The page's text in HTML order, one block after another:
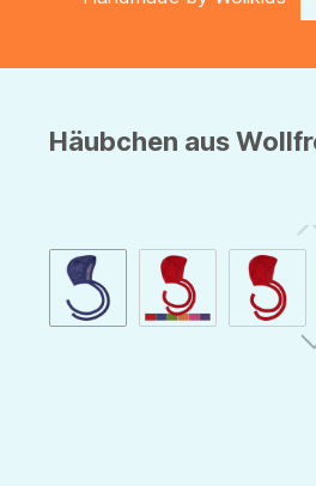
Häubchen aus
Bildergalerie überspringen